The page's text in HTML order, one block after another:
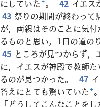
にしていた+。 42 イエス
43 祭りの期間が終わって
が，両親はそのことに気付
るものと思い，1日の道の
45 ところが見つからず，
に，イエスが神殿で教師
るのが見つかった。
47
答えにとても驚いていた+。
「どうしてこんなことを